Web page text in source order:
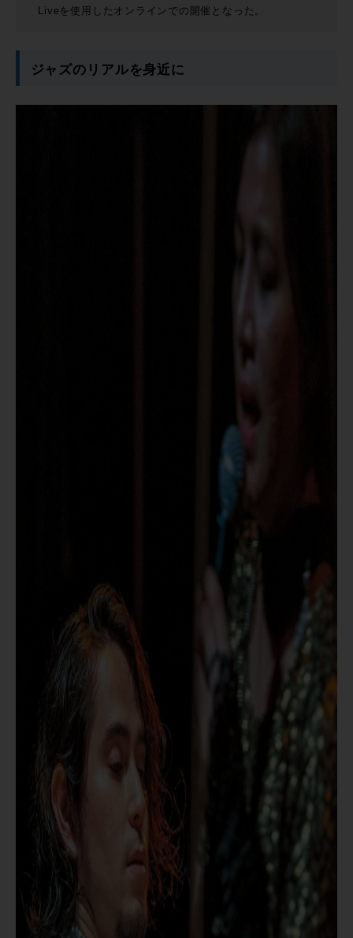
Liveを使用したオンラインでの開催となった。
ジャズのリアルを身近に